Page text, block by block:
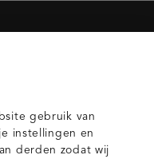
gebruik van
instellingen en
derden zodat wij